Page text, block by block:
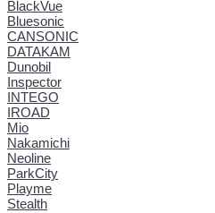
BlackVue
Bluesonic
CANSONIC
DATAKAM
Dunobil
Inspector
INTEGO
IROAD
Mio
Nakamichi
Neoline
ParkCity
Playme
Stealth